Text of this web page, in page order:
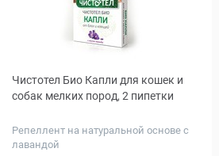
Чистотел Био Капли для кошек и
собак мелких пород, 2 пипетки
Репеллент на натуральной основе с
лавандой